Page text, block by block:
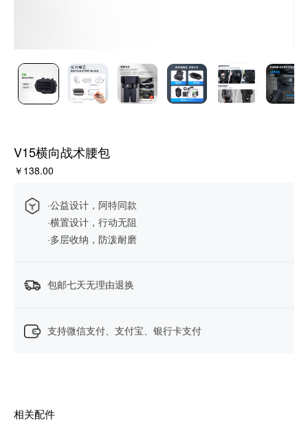
V15横向战术腰包
￥138.00
·公益设计，阿特同款
·横置设计，行动无阻
·多层收纳，防泼耐磨
包邮七天无理由退换
支持微信支付、支付宝、银行卡支付
相关配件